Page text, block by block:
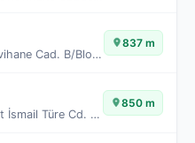
Yazıcızade Mah. Mevlevihane Cad. B/Blok No:18
837 m
Hoca Hamza Mah. Şehit İsmail Türe Cd. No: 54A
850 m